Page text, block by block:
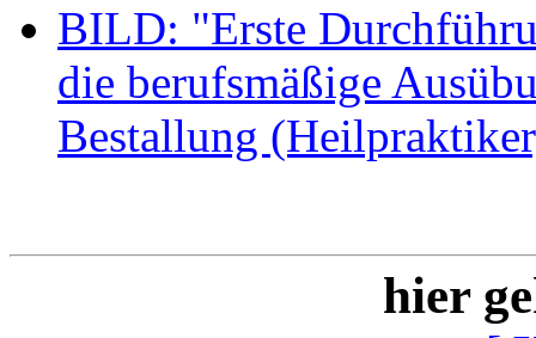
BILD: "Erste
die berufsmäßige
Bestallung
hier